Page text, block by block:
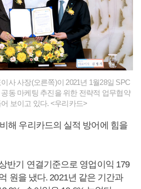
사 사장(오른쪽)이 2021년 1월28일 SPC
동 마케팅 추진을 위한 전략적 업무협약
보이고 있다. <우리카드>
해 우리카드의 실적 방어에 힘을
반기 연결기준으로 영업이익 179
원을 냈다. 2021년 같은 기간과